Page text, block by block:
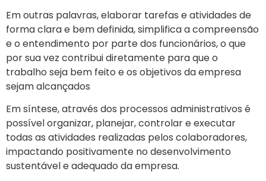
Em outras palavras, elaborar tarefas e atividades de
forma clara e bem definida, simplifica a compreensão
e o entendimento por parte dos funcionários, o que
por sua vez contribui diretamente para que o
trabalho seja bem feito e os objetivos da empresa
sejam alcançados
Em síntese, através dos processos administrativos é
possível organizar, planejar, controlar e executar
todas as atividades realizadas pelos colaboradores,
impactando positivamente no desenvolvimento
sustentável e adequado da empresa.